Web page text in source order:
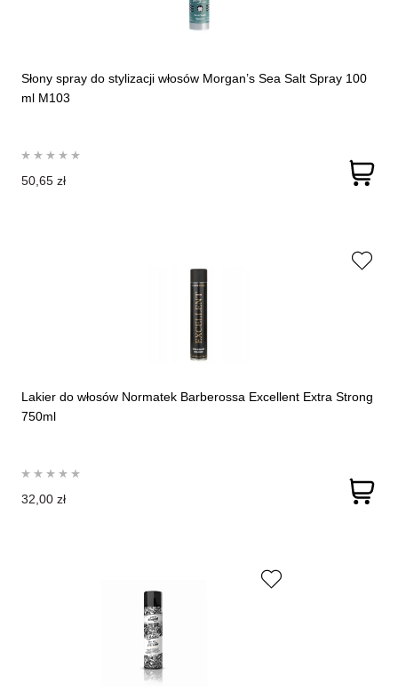
Słony spray do stylizacji włosów Morgan’s Sea Salt Spray 100
ml M103
50,65 zł
Lakier do włosów Normatek Barberossa Excellent Extra Strong
750ml
32,00 zł